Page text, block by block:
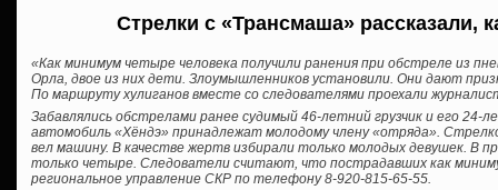
Стрелки с «Трансмаша» рассказали,
«Как минимум четыре человека получили ранения при обстреле из
Орла, двое из них дети. Злоумышленников установили. Они дают
По маршруту хулиганов вместе со следователями проехали
Забавлялись обстрелами ранее судимый 46-летний грузчик и его
автомобиль «Хёндэ» принадлежат молодому члену «отряда».
вел машину. В качестве жертв избирали только молодых девушек. В
только четыре. Следователи считают, что пострадавших как
региональное управление СКР по телефону 8-920-815-65-55.